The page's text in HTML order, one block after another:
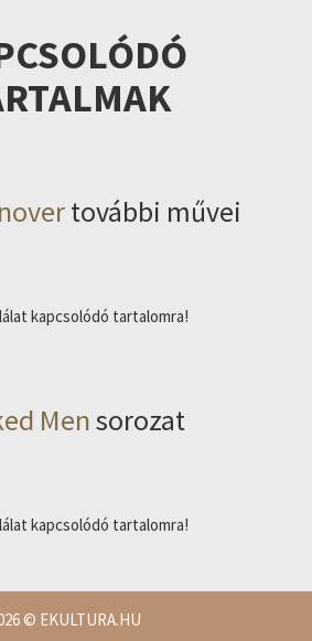
további művei
kapcsolódó tartalomra!
Mensorozat
kapcsolódó tartalomra!
© EKULTURA.HU